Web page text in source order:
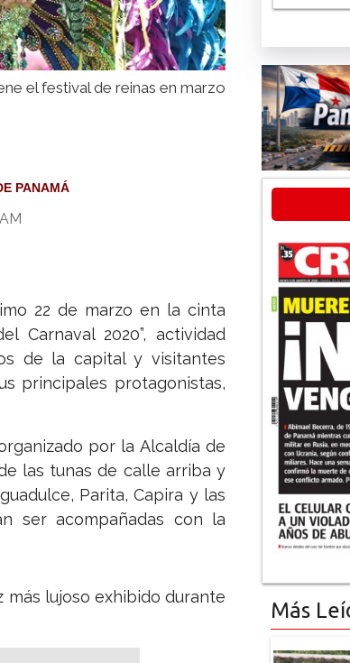
el festival de reinas en marzo
PANAMÁ
22 de marzo en la cinta
Carnaval 2020”, actividad
de la capital y visitantes
principales protagonistas,
por la Alcaldía de
las tunas de calle arriba y
Parita, Capira y las
ser acompañadas con la
más lujoso exhibido durante
Más